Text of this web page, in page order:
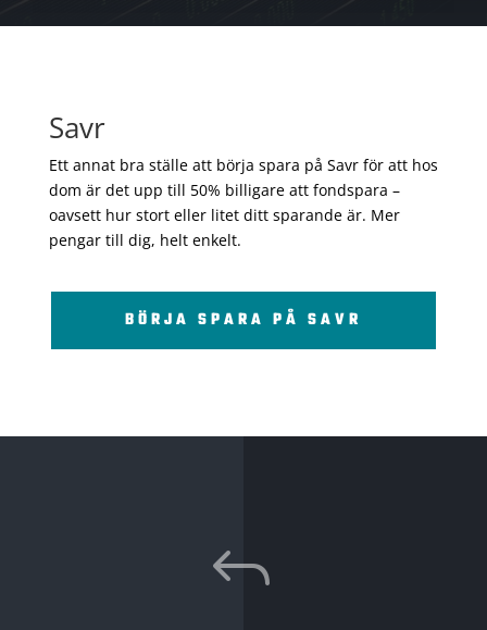
Savr
Ett annat bra ställe att börja spara på Savr för att hos
dom är det upp till 50% billigare att fondspara –
oavsett hur stort eller litet ditt sparande är. Mer
pengar till dig, helt enkelt.
BÖRJA SPARA PÅ SAVR
J